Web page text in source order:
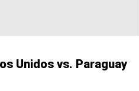
Unidos vs. Paraguay